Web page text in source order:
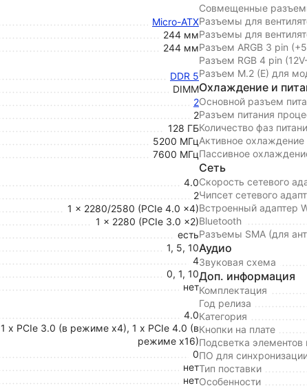
Micro-ATX
244 мм
244 мм
DDR 5
DIMM
2
2
128 ГБ
5200 МГц
7600 МГц
4.0
2
1 x 2280/2580 (PCIe 4.0 x4)
1 x 2280 (PCIe 3.0 x2)
есть
1, 5, 10
4
0, 1, 10
нет
4.0
1 x PCIe 3.0 (в режиме x4), 1 x PCIe 4.0 (в
режиме x16)
0
нет
нет
Совмещенные
Разъемы для
Разъемы для
Разъем ARGB 3 pin
Разъем RGB 4 pin
Разъем M.2 (E) для
Охлаждение и
Основной разъем
Разъем питания
Количество фаз
Активное охлаждение
Пассивное
Сеть
Скорость сетевого
Чипсет сетевого
Встроенный адаптер
Bluetooth
Разъемы SMA (для
Аудио
Звуковая схема
Доп. информация
Комплектация
Год релиза
Категория
Кнопки на плате
Подсветка элементов
ПО для
Тип поставки
Особенности